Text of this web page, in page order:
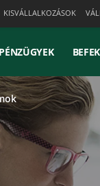
KISVÁLLALKOZÁSOK